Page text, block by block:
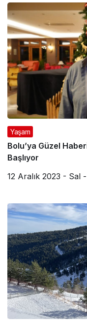
Yaşam
Bolu’ya Güzel
Başlıyor
12 Aralık 2023 - Sal -